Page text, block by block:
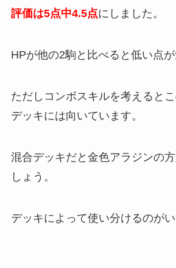
評価は5点中4.5点にしました。
HPが他の2駒と比べると低い点が
ただし コンボスキルを考えると
デッキには向いています。
混合デッキだと金色アラジンの
しょう。
デッキによって使い分けるのがい